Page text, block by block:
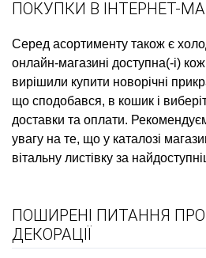
ПОКУПКИ В ІНТЕРНЕТ-
Серед асортименту також є
онлайн-магазині доступна(-і)
вирішили купити новорічні
що сподобався, в кошик і
доставки та оплати.
увагу на те, що у каталозі
вітальну листівку за
ПОШИРЕНІ ПИТАННЯ
ДЕКОРАЦІЇ